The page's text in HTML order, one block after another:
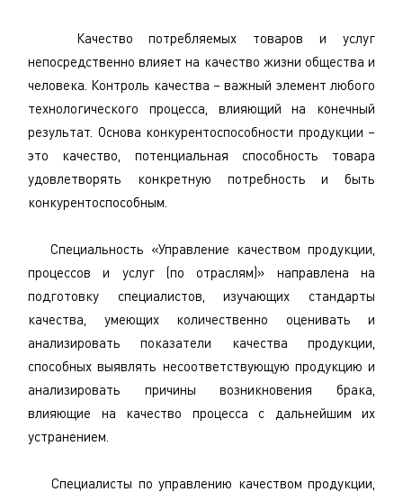
Качество потребляемых товаров и услуг
непосредственно влияет на качество жизни общества и
человека. Контроль качества – важный элемент любого
технологического процесса, влияющий на конечный
результат. Основа конкурентоспособности продукции –
это качество, потенциальная способность товара
удовлетворять конкретную потребность и быть
конкурентоспособным.
Специальность «Управление качеством продукции,
процессов и услуг (по отраслям)» направлена на
подготовку специалистов, изучающих стандарты
качества, умеющих количественно оценивать и
анализировать показатели качества продукции,
способных выявлять несоответствующую продукцию и
анализировать причины возникновения брака,
влияющие на качество процесса с дальнейшим их
устранением.
Специалисты по управлению качеством продукции,